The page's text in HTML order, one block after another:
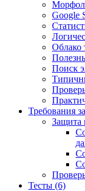
Google
Облако
Поиск
Требования
Защита
Тесты (6)